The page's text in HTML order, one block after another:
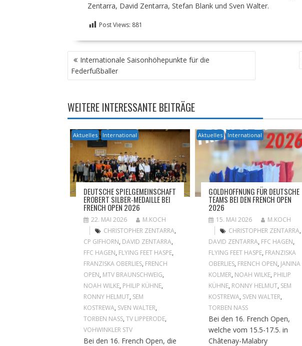
Zentarra, David Zentarra, Stefan Blank und Sven Walter.
Post Views: 881
BEITRAGSNAVIGATION
Internationale Saisonhöhepunkte für die
Federfußballer
WEITERE INTERESSANTE BEITRÄGE
Aktuelles International
DEUTSCHE SPIELGEMEINSCHAFT
EROBERT SILBER-MEDAILLE BEI
FRENCH OPEN 2026
22. MAI 2026
M.KOCH
CHRISTOPHER ZENTARRA,
CP GIFHORN, DAVID ZENTARRA,
FFC HAGEN, FLYING FEET HASPE,
FRANZISKA OBERLIES, FRENCH
OPEN, MTV BRAUNSCHWEIG,
NOAH WILKE, PHILIP KÜHNE,
RONNY HELMUT, SEM
KOSTREWA, SVEN WALTER,
TORBEN NASS, TV LIPPERODE,
VOHWINKLER STV
Bei den 16. French Open, die
Aktuelles International
GOLDHOFFNUNG FÜR DEUTSCHE
TEAMS BEI DEN FRENCH OPEN
2026
15. MAI 2026
M.KOCH
CHRISTOPHER ZENTARRA,
DAVID ZENTARRA, FFC HAGEN,
FLYING FEET HASPE, FRANZISKA
OBERLIES, FRENCH OPEN, JANINA
KOLMER, NOAH WILKE, PHILIP
KÜHNE, RONNY HELMUT, SEM
KOSTREWA, SVEN WALTER,
TORBEN NASS
Bei den 16. French Open,
welche vom 15.5-17.5. in
Châtenay-Malabry